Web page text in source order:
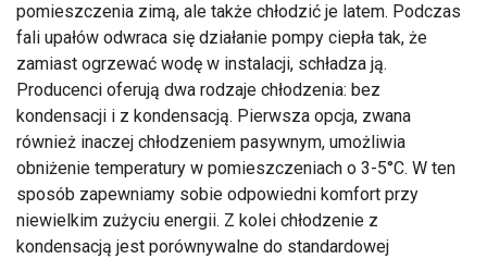
pomieszczenia zimą, ale także chłodzić je latem. Podczas
fali upałów odwraca się działanie pompy ciepła tak, że
zamiast ogrzewać wodę w instalacji, schładza ją.
Producenci oferują dwa rodzaje chłodzenia: bez
kondensacji i z kondensacją. Pierwsza opcja, zwana
również inaczej chłodzeniem pasywnym, umożliwia
obniżenie temperatury w pomieszczeniach o 3-5°C. W ten
sposób zapewniamy sobie odpowiedni komfort przy
niewielkim zużyciu energii. Z kolei chłodzenie z
kondensacją jest porównywalne do standardowej